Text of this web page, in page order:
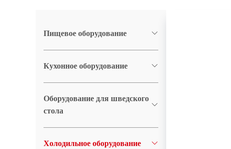
Пищевое оборудование
Кухонное оборудование
Оборудование для шведского
стола
Холодильное оборудование